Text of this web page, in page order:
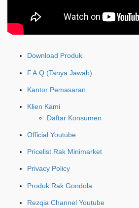
Download Produk
F.A.Q (Tanya Jawab)
Kantor Pemasaran
Klien Kami
Daftar Konsumen
Official Youtube
Pricelist Rak Minimarket
Privacy Policy
Produk Rak Gondola
Rezqia Channel Youtube